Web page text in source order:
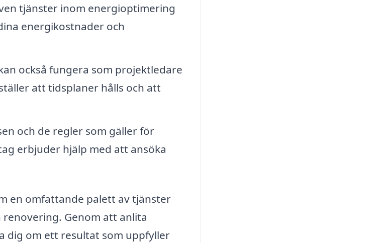
tjänster inom energioptimering
energikostnader och
också fungera som projektledare
att tidsplaner hålls och att
och de regler som gäller för
erbjuder hjälp med att ansöka
en omfattande palett av tjänster
Genom att anlita
dig om ett resultat som uppfyller